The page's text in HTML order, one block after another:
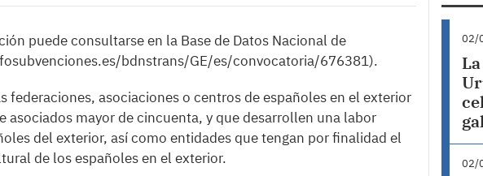
puede consultarse en la Base de Datos Nacional de
bdnstrans/GE/es/convocatoria/676381).
federaciones, asociaciones o centros de españoles en el exterior
asociados mayor de cincuenta, y que desarrollen una labor
del exterior, así como entidades que tengan por finalidad el
de los españoles en el exterior.
02/
02/